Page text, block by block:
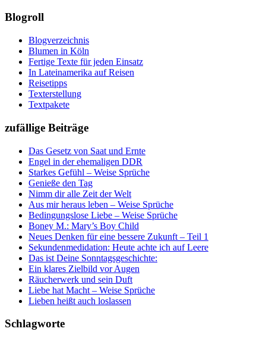
Blogroll
Blogverzeichnis
Blumen in Köln
Fertige Texte für jeden Einsatz
In Lateinamerika auf Reisen
Reisetipps
Texterstellung
Textpakete
zufällige Beiträge
Das Gesetz von Saat und Ernte
Engel in der ehemaligen DDR
Starkes Gefühl – Weise Sprüche
Genieße den Tag
Nimm dir alle Zeit der Welt
Aus mir heraus leben – Weise Sprüche
Bedingungslose Liebe – Weise Sprüche
Boney M.: Mary’s Boy Child
Neues Denken für eine bessere Zukunft – Teil 1
Sekundenmedidation: Heute achte ich auf Leere
Das ist Deine Sonntagsgeschichte:
Ein klares Zielbild vor Augen
Räucherwerk und sein Duft
Liebe hat Macht – Weise Sprüche
Lieben heißt auch loslassen
Schlagworte